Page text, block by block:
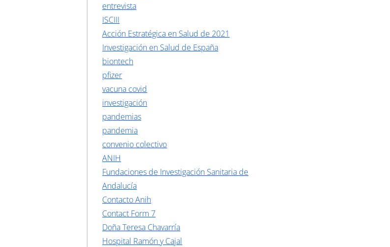
entrevista
ISCIII
Acción Estratégica en Salud de 2021
Investigación en Salud de España
biontech
pfizer
vacuna covid
investigación
pandemias
pandemia
convenio colectivo
ANIH
Fundaciones de Investigación Sanitaria de
Andalucía
Contacto Anih
Contact Form 7
Doña Teresa Chavarría
Hospital Ramón y Cajal